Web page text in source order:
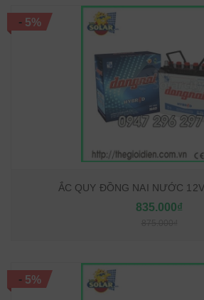
- 5%
ẮC QUY ĐỒNG NAI NƯỚC
835.000₫
- 5%